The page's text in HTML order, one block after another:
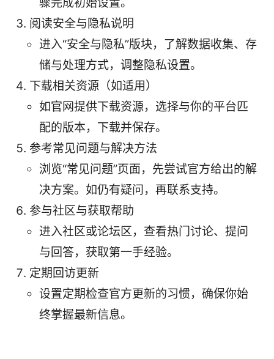
骤完成初始设置。
阅读安全与隐私说明
进入“安全与隐私”版块，了解数据收集、存
储与处理方式，调整隐私设置。
下载相关资源（如适用）
如官网提供下载资源，选择与你的平台匹
配的版本，下载并保存。
参考常见问题与解决方法
浏览“常见问题”页面，先尝试官方给出的解
决方案。如仍有疑问，再联系支持。
参与社区与获取帮助
进入社区或论坛区，查看热门讨论、提问
与回答，获取第一手经验。
定期回访更新
设置定期检查官方更新的习惯，确保你始
终掌握最新信息。